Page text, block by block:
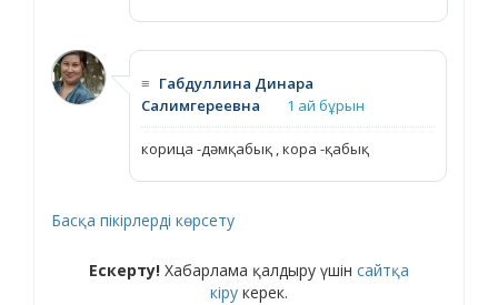
≡ Габдуллина Динара
Салимгереевна
1 ай бұрын
корица -дәмқабық , кора -қабық
Басқа пікірлерді көрсету
Ескерту! Хабарлама қалдыру үшін сайтқа
кіру керек.